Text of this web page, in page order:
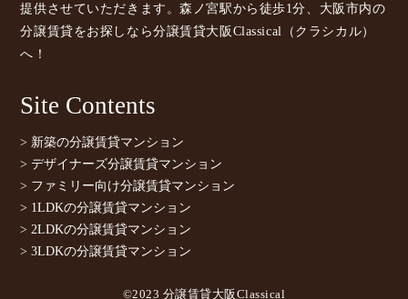
提供させていただきます。森ノ宮駅から徒歩1分、大阪市内の
分譲賃貸をお探しなら分譲賃貸大阪Classical（クラシカル）
へ！
Site Contents
> 新築の分譲賃貸マンション
> デザイナーズ分譲賃貸マンション
> ファミリー向け分譲賃貸マンション
> 1LDKの分譲賃貸マンション
> 2LDKの分譲賃貸マンション
> 3LDKの分譲賃貸マンション
©2023 分譲賃貸大阪Classical